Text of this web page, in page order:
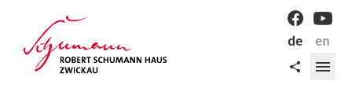
de
en
Teilen
Facebook